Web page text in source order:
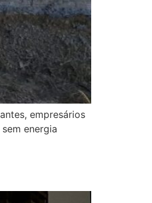
empresários
energia